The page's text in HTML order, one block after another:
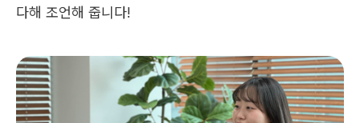
다해 조언해 줍니다!